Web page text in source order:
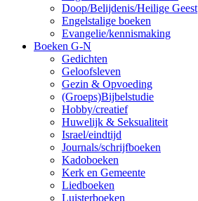
Doop/Belijdenis/Heilige Geest
Engelstalige boeken
Evangelie/kennismaking
Boeken G-N
Gedichten
Geloofsleven
Gezin & Opvoeding
(Groeps)Bijbelstudie
Hobby/creatief
Huwelijk & Seksualiteit
Israel/eindtijd
Journals/schrijfboeken
Kadoboeken
Kerk en Gemeente
Liedboeken
Luisterboeken